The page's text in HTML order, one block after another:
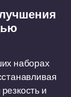
наборах
и